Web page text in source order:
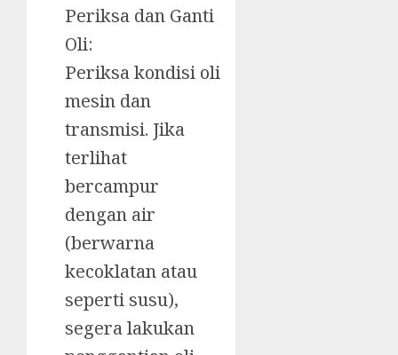
Periksa dan Ganti
Oli:
Periksa kondisi oli
mesin dan
transmisi. Jika
terlihat
bercampur
dengan air
(berwarna
kecoklatan atau
seperti susu),
segera lakukan